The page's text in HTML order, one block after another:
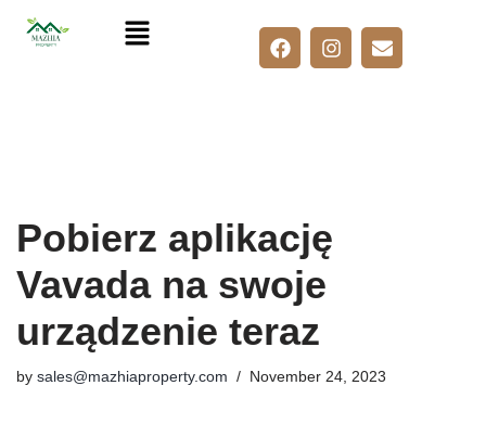
Pobierz aplikację
Vavada na swoje
urządzenie teraz
by sales@mazhiaproperty.com November 24, 2023